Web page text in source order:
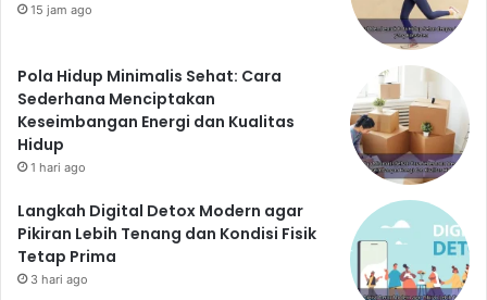
15 jam ago
Pola Hidup Minimalis Sehat: Cara
Sederhana Menciptakan
Keseimbangan Energi dan Kualitas
Hidup
1 hari ago
Langkah Digital Detox Modern agar
Pikiran Lebih Tenang dan Kondisi Fisik
Tetap Prima
3 hari ago